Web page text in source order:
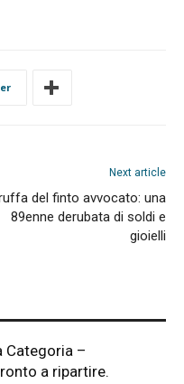
Next article
del finto avvocato: una
89enne derubata di soldi e
gioielli
Categoria –
a ripartire.